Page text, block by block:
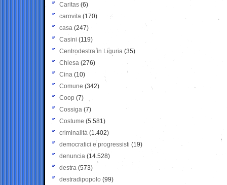
Caritas (6)
carovita (170)
casa (247)
Casini (119)
Centrodestra in Liguria (35)
Chiesa (276)
Cina (10)
Comune (342)
Coop (7)
Cossiga (7)
Costume (5.581)
criminalità (1.402)
democratici e progressisti (19)
denuncia (14.528)
destra (573)
destradipopolo (99)